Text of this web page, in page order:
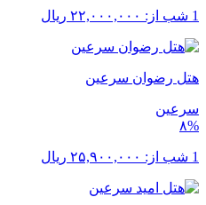
1 شب از: ۲۲,۰۰۰,۰۰۰ ریال
هتل رضوان سرعین
سرعین
۸%
1 شب از: ۲۵,۹۰۰,۰۰۰ ریال